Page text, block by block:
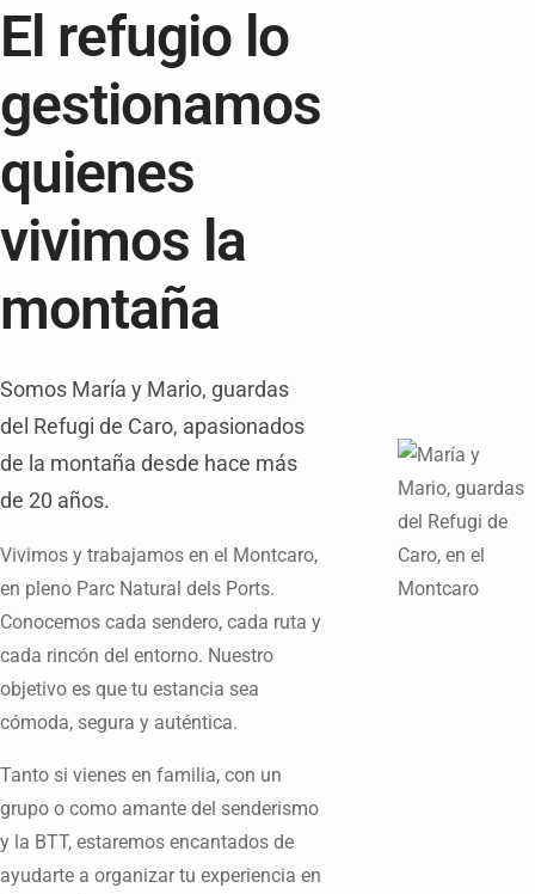
El refugio lo
gestionamos
quienes
vivimos la
montaña
Somos María y Mario, guardas
del Refugi de Caro, apasionados
de la montaña desde hace más
de 20 años.
Vivimos y trabajamos en el Montcaro,
en pleno Parc Natural dels Ports.
Conocemos cada sendero, cada ruta y
cada rincón del entorno. Nuestro
objetivo es que tu estancia sea
cómoda, segura y auténtica.
Tanto si vienes en familia, con un
grupo o como amante del senderismo
y la BTT, estaremos encantados de
ayudarte a organizar tu experiencia en